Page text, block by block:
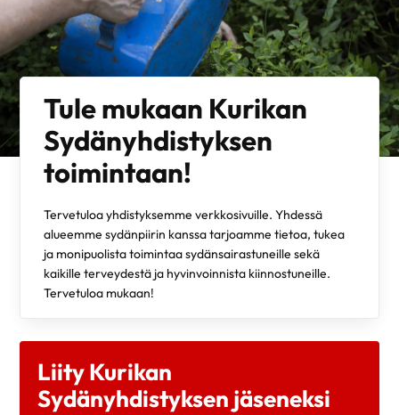
Tule mukaan Kurikan
Sydänyhdistyksen
toimintaan!
Tervetuloa yhdistyksemme verkkosivuille. Yhdessä
alueemme sydänpiirin kanssa tarjoamme tietoa, tukea
ja monipuolista toimintaa sydänsairastuneille sekä
kaikille terveydestä ja hyvinvoinnista kiinnostuneille.
Tervetuloa mukaan!
Liity Kurikan
Sydänyhdistyksen jäseneksi